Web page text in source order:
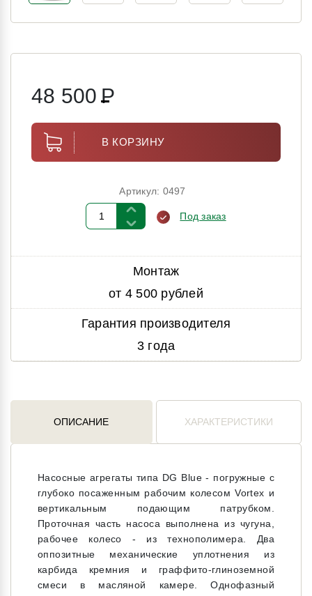
48 500 Р
В КОРЗИНУ
Артикул: 0497
Под заказ
Монтаж
от 4 500 рублей
Гарантия производителя
3 года
ОПИСАНИЕ ХАРАКТЕРИСТИКИ
Насосные агрегаты типа DG Blue - погружные с
глубоко посаженным рабочим колесом Vortex и
вертикальным подающим патрубком.
Проточная часть насоса выполнена из чугуна,
рабочее колесо - из технополимера. Два
оппозитные механические уплотнения из
карбида кремния и граффито-глиноземной
смеси в масляной камере. Однофазный